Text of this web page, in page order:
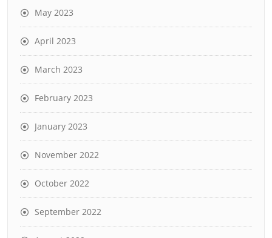
May 2023
April 2023
March 2023
February 2023
January 2023
November 2022
October 2022
September 2022